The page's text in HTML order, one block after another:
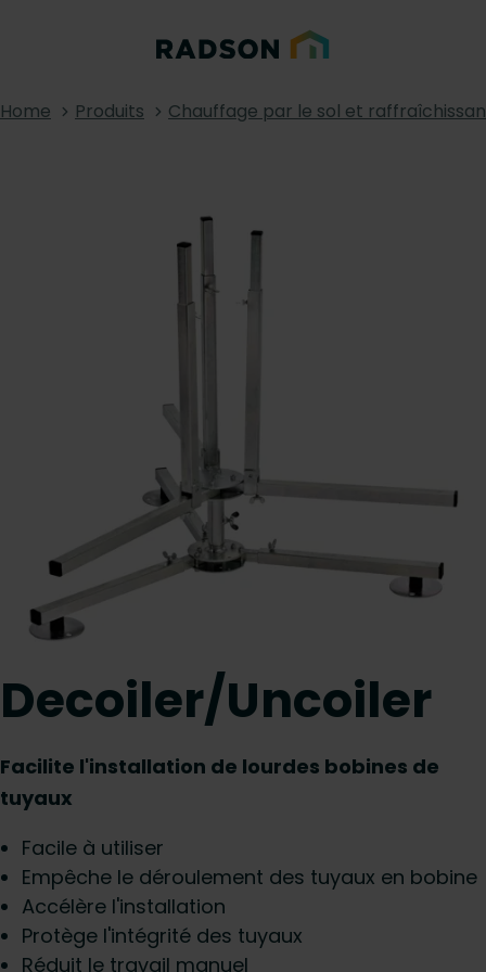
Home Produits Chauffage par le sol et
Decoiler/Uncoiler
Facilite l'installation de lourdes bobines de
tuyaux
Facile à utiliser
Empêche le déroulement des tuyaux en bobine
Accélère l'installation
Protège l'intégrité des tuyaux
Réduit le travail manuel